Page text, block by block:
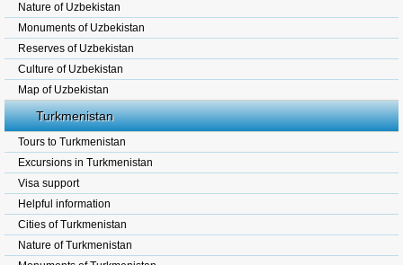
Nature of Uzbekistan
Monuments of Uzbekistan
Reserves of Uzbekistan
Culture of Uzbekistan
Map of Uzbekistan
Turkmenistan
Tours to Turkmenistan
Excursions in Turkmenistan
Visa support
Helpful information
Cities of Turkmenistan
Nature of Turkmenistan